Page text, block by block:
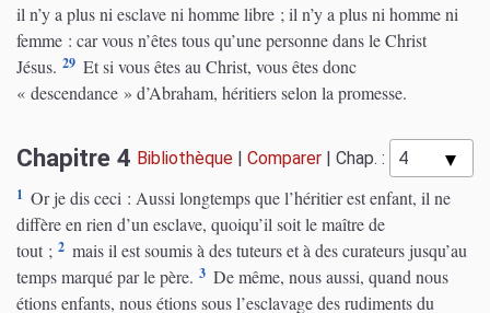
il n’y a plus ni esclave ni homme libre ; il n’y a plus ni homme ni
femme : car vous n’êtes tous qu’une personne dans le Christ
Jésus. 29 Et si vous êtes au Christ, vous êtes donc
« descendance » d’Abraham, héritiers selon la promesse.
Chapitre 4 Bibliothèque | Comparer | Chap. :
1 Or je dis ceci : Aussi longtemps que l’héritier est enfant, il ne
diffère en rien d’un esclave, quoiqu’il soit le maître de
tout ; 2 mais il est soumis à des tuteurs et à des curateurs jusqu’au
temps marqué par le père. 3 De même, nous aussi, quand nous
étions enfants, nous étions sous l’esclavage des rudiments du